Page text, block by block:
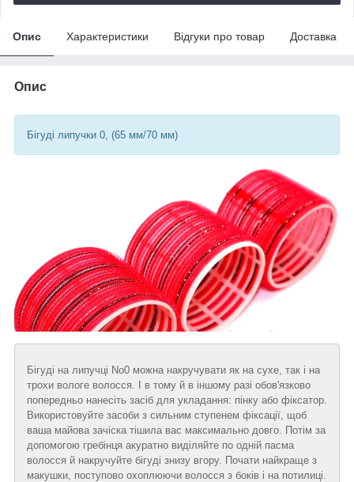
Опис Характеристики Відгуки про товар Доставка
Опис
Бігуді липучки 0, (65 мм/70 мм)
Бігуді на липучці No0 можна накручувати як на сухе, так і на
трохи вологе волосся. І в тому й в іншому разі обов'язково
попередньо нанесіть засіб для укладання: пінку або фіксатор.
Використовуйте засоби з сильним ступенем фіксації, щоб
ваша майова зачіска тішила вас максимально довго. Потім за
допомогою гребінця акуратно виділяйте по одній пасма
волосся й накручуйте бігуді знизу вгору. Почати найкраще з
макушки, поступово охоплюючи волосся з боків і на потилиці.